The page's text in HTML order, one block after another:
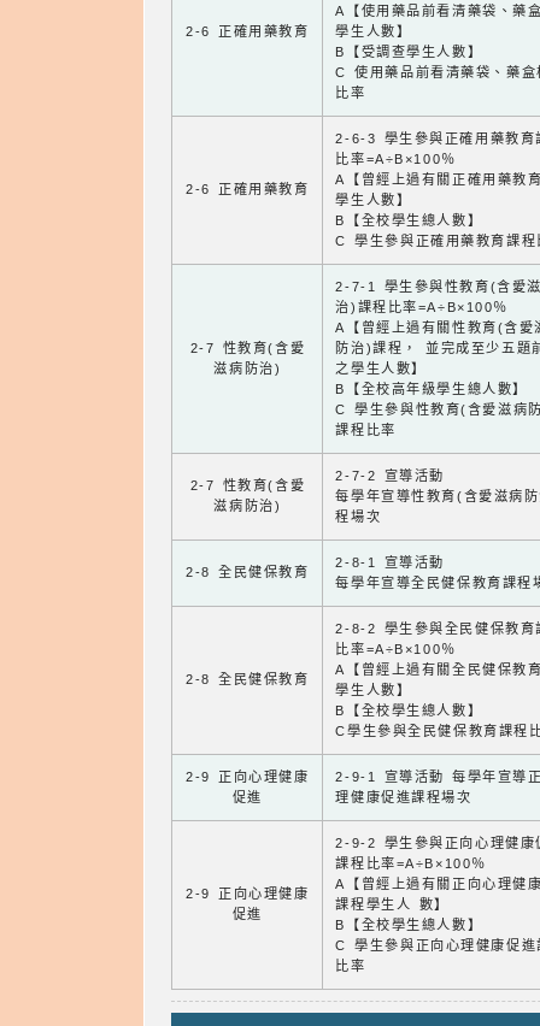
2-6 正確用藥教育
A【使用藥品前看清藥袋、藥
學生人數】
B【受調查學生人數】
C 使用藥品前看清藥袋、藥盒
比率
2-6 正確用藥教育
2-6-3 學生參與正確用藥教育
比率=A÷B×100％
A【曾經上過有關正確用藥教
學生人數】
B【全校學生總人數】
C 學生參與正確用藥教育課程
2-7 性教育(含愛
滋病防治)
2-7-1 學生參與性教育(含愛
治)課程比率=A÷B×100％
A【曾經上過有關性教育(含愛
防治)課程， 並完成至少五題
之學生人數】
B【全校高年級學生總人數】
C 學生參與性教育(含愛滋病
課程比率
2-7 性教育(含愛
滋病防治)
2-7-2 宣導活動
每學年宣導性教育(含愛滋病
程場次
2-8 全民健保教育
2-8-1 宣導活動
每學年宣導全民健保教育課程
2-8 全民健保教育
2-8-2 學生參與全民健保教育
比率=A÷B×100％
A【曾經上過有關全民健保教
學生人數】
B【全校學生總人數】
C學生參與全民健保教育課程
2-9 正向心理健康
促進
2-9-1 宣導活動 每學年宣導
理健康促進課程場次
2-9 正向心理健康
促進
2-9-2 學生參與正向心理健康
課程比率=A÷B×100％
A【曾經上過有關正向心理健
課程學生人 數】
B【全校學生總人數】
C 學生參與正向心理健康促進
比率